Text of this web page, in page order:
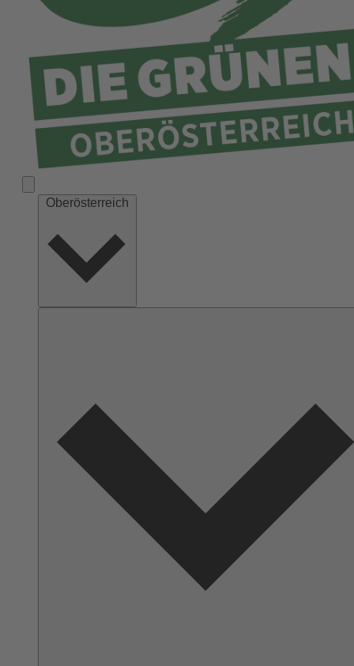
Ried
Schärding
Steyr
Steyr-Land
Urfahr-Umgebung
Vöcklabruck
Oberösterreich